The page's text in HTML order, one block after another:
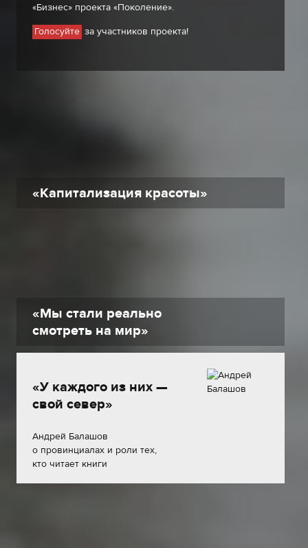
«Бизнес» проекта «Поколение».
Голосуйте за участников проекта!
«Капитализация красоты»
«Мы стали реально
смотреть на мир»
«У каждого из них —
свой север»
Андрей Балашов
о провинциалах и роли тех,
кто читает книги